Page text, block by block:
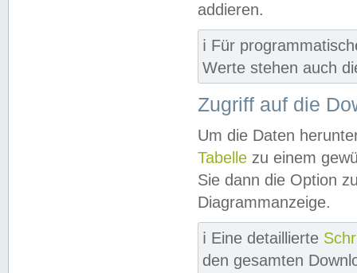
addieren.
ℹ️ Für
Werte stehen auch
Zugriff auf die
Um die Daten
Tabelle zu einem
Sie dann die Option
Diagrammanzeige.
ℹ️ Eine detaillierte
den gesamten